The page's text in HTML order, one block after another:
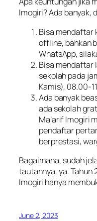
Imogiri? Ada banyak,
Bisa mendaftar
offline, bahkan
WhatsApp,
Bisa mendaftar
sekolah pada
Kamis), 08.00-
Ada banyak
ada sekolah
Ma’arif Imogiri
pendaftar
berprestasi,
Bagaimana, sudah
tautannya, ya. Tahun
Imogiri hanya
June 2, 2023